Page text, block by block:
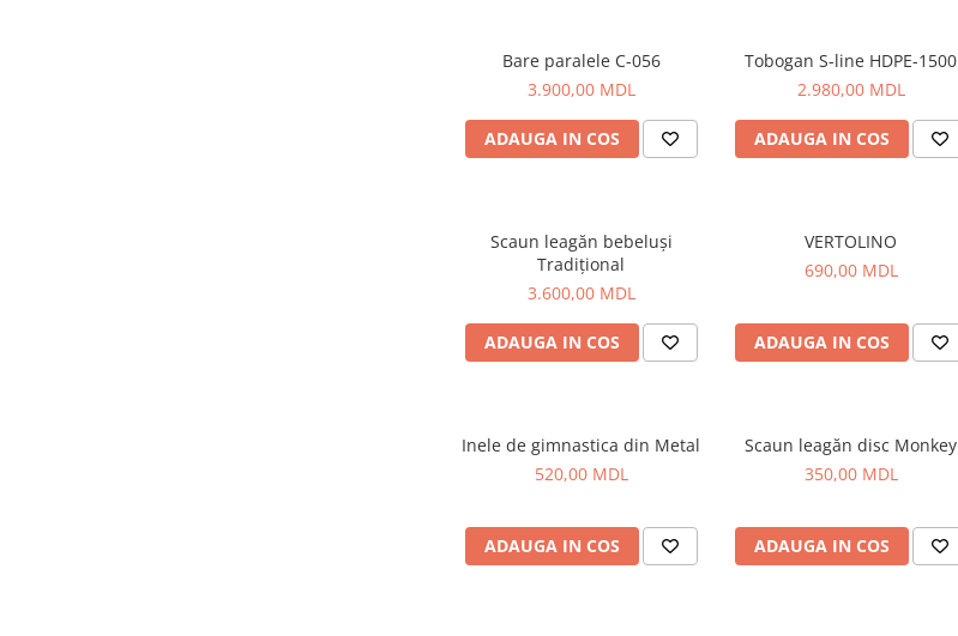
Bare paralele C-056
3.900,00 MDL
ADAUGA IN COS
Tobogan S-line HDPE-1500
2.980,00 MDL
ADAUGA IN COS
Scaun leagăn bebeluși
Tradițional
3.600,00 MDL
ADAUGA IN COS
VERTOLINO
690,00 MDL
ADAUGA IN COS
Inele de gimnastica din Metal
520,00 MDL
ADAUGA IN COS
Scaun leagăn disc Monkey
350,00 MDL
ADAUGA IN COS